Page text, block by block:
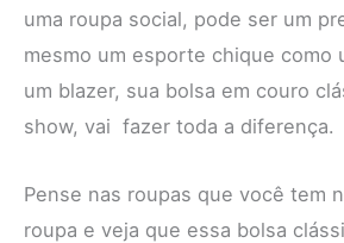
uma roupa social, pode ser um
mesmo um esporte chique como
um blazer, sua bolsa em couro
show, vai fazer toda a diferença.
Pense nas roupas que você tem
roupa e veja que essa bolsa